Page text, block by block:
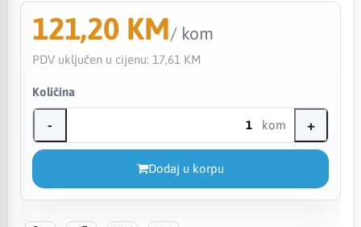
121,20 KM/ kom
PDV uključen u cijenu: 17,61 KM
Količina
- kom +
Dodaj u korpu